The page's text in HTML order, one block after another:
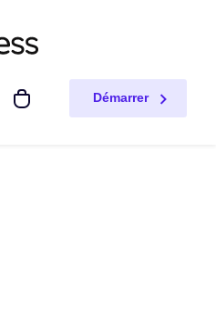
Mon panier
Démarrer